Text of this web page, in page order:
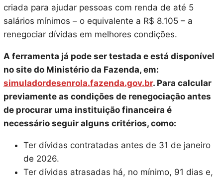
criada para ajudar pessoas com renda de até 5
salários mínimos – o equivalente a R$ 8.105 – a
renegociar dívidas em melhores condições.
A ferramenta já pode ser testada e está disponível
no site do Ministério da Fazenda, em:
simuladordesenrola.fazenda.gov.br. Para calcular
previamente as condições de renegociação antes
de procurar uma instituição financeira é
necessário seguir alguns critérios, como:
Ter dívidas contratadas antes de 31 de janeiro
de 2026.
Ter dívidas atrasadas há, no mínimo, 91 dias e,